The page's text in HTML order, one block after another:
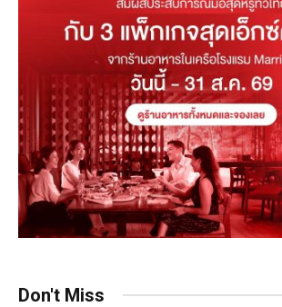
Don't Miss